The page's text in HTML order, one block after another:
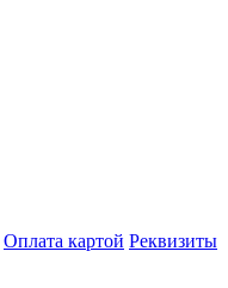
Оплата картой Реквизиты